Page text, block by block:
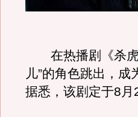
在热播剧《杀虎
儿”的角色跳出，成
据悉，该剧定于8